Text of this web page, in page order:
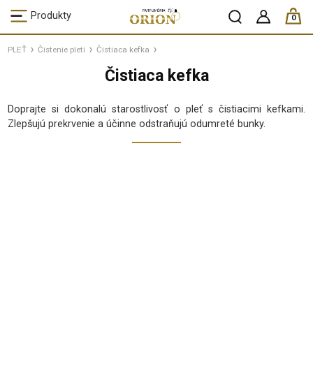
Produkty 0
ks /
PLEŤ Čistenie pleti Čistiaca kefka
Čistiaca kefka
Doprajte si dokonalú starostlivosť o pleť s čistiacimi kefkami.
Zlepšujú prekrvenie a účinne odstraňujú odumreté bunky.